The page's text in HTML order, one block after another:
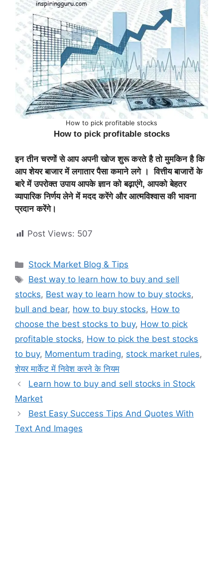
How to pick profitable stocks
How to pick profitable stocks
इन तीन चरणों से आप अपनी खोज शुरू करते है तो मुमकिन है कि
आप शेयर बाजार में लगातार पैसा कमाने लगे । वित्तीय बाजारों के
बारे में उपरोक्त उपाय आपके ज्ञान को बढ़ाएंगे, आपको बेहतर
व्यापारिक निर्णय लेने में मदद करेंगे और आत्मविश्वास की भावना
प्रदान करेंगे।
Post Views: 507
Categories
Stock Market Blog & Tips
Tags
Best way to learn how to buy and sell
stocks, Best way to learn how to buy stocks,
bull and bear, how to buy stocks, How to
choose the best stocks to buy, How to pick
profitable stocks, How to pick the best stocks
to buy, Momentum trading, stock market rules,
शेयर मार्केट में निवेश करने के नियम
Learn how to buy and sell stocks in Stock
Market
Best Easy Success Tips And Quotes With
Text And Images